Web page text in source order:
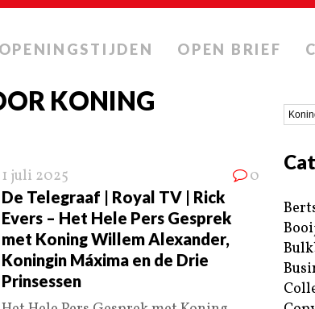
OPENINGSTIJDEN OPEN BRIEF
KONING
1 juli 2025 0
De Telegraaf | Royal TV | Rick
Evers – Het Hele Pers Gesprek
met Koning Willem Alexander,
Koningin Máxima en de Drie
Prinsessen